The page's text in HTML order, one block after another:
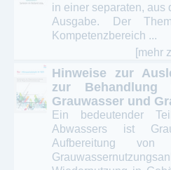
in einer separaten, aus
Ausgabe. Der
Kompetenzbereich ...
[mehr
Hinweise zur
zur
Grauwasser und
Ein bedeutender
Abwassers ist
Aufbereitung von